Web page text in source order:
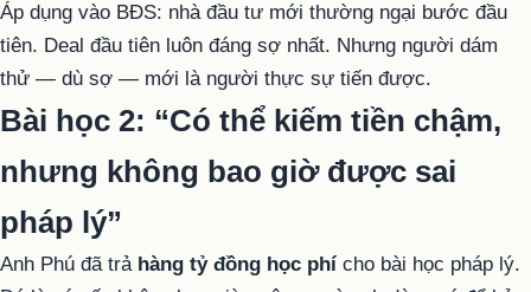
Áp dụng vào BĐS: nhà đầu tư mới thường ngại bước đầu
tiên. Deal đầu tiên luôn đáng sợ nhất. Nhưng người dám
thử — dù sợ — mới là người thực sự tiến được.
Bài học 2: “Có thể kiếm tiền chậm,
nhưng không bao giờ được sai
pháp lý”
Anh Phú đã trả hàng tỷ đồng học phí cho bài học pháp lý.